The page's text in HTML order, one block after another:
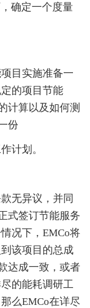
确定一个度量
目实施准备一
的项目节能
计算以及如何测
份
计划。
无异议，并同
式签订节能服务
况下，EMCo将
该项目的总成
达成一致，或者
的能耗调研工
么EMCo在详尽